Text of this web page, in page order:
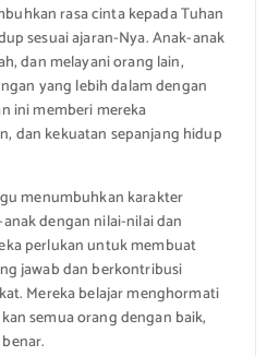
rasa cinta kepada Tuhan
sesuai ajaran-Nya. Anak-anak
dan melayani orang lain,
yang lebih dalam dengan
ini memberi mereka
dan kekuatan sepanjang hidup
menumbuhkan karakter
dengan nilai-nilai dan
perlukan untuk membuat
jawab dan berkontribusi
Mereka belajar menghormati
semua orang dengan baik,